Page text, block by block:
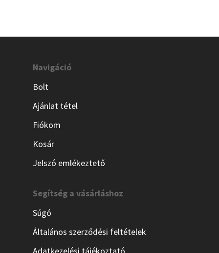
Navigáció
Bolt
Ajánlat tétel
Fiókom
Kosár
Jelszó emlékeztető
Segítség a vásárláshoz
Súgó
Általános szerződési feltételek